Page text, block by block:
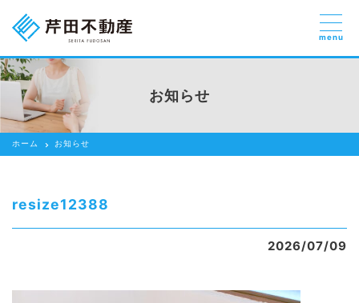
売りたい
貸したい方
借りたい
芹田不動産の強み
menu
お知らせ
ホーム お知らせ
resize12388
2026/07/09